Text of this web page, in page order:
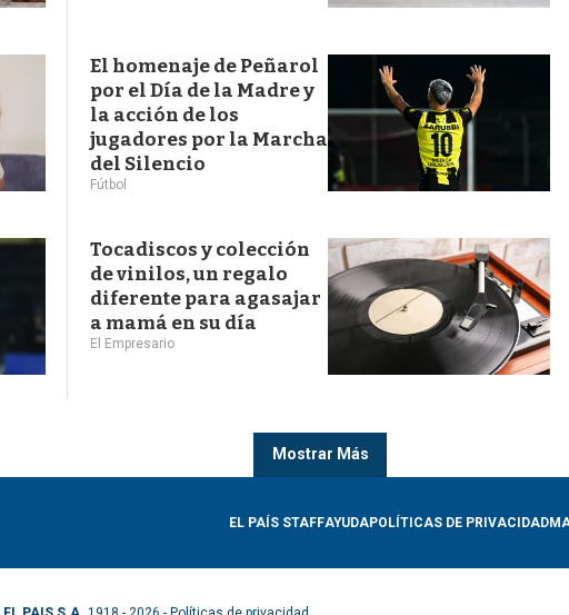
El homenaje de Peñarol
por el Día de la Madre y
la acción de los
jugadores por la Marcha
del Silencio
Fútbol
Tocadiscos y colección
de vinilos, un regalo
diferente para agasajar
a mamá en su día
El Empresario
Mostrar Más
EL PAÍS STAFFAYUDAPOLÍTICAS DE PRIVACIDAD